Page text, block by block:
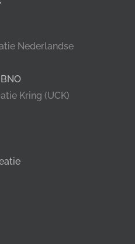
Nederlandse
BNO
Kring (UCK)